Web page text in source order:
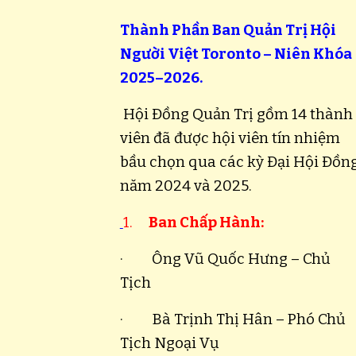
Thành Phần Ban Quản Trị Hội
Người Việt Toronto – Niên Khóa
2025–2026.
Hội Đồng Quản Trị gồm 14 thành
viên đã được hội viên tín nhiệm
bầu chọn qua các kỳ Đại Hội
năm 2024 và 2025.
1. Ban Chấp Hành:
· Ông Vũ Quốc Hưng – Chủ
Tịch
· Bà Trịnh Thị Hân – Phó Chủ
Tịch Ngoại Vụ